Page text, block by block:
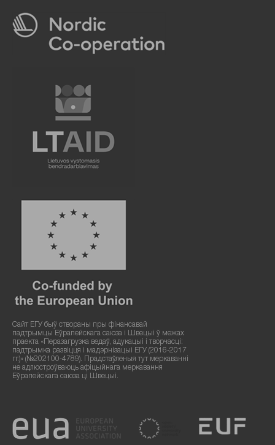
Сайт ЕГУ быў створаны пры фінансавай
падтрымцы Еўрапейскага саюза і Швецыі ў межах
праекта «Перазагрузка ведаў, адукацыі і творчасці:
падтрымка развіцця і мадэрнізацыі ЕГУ (2016-2017
гг.)» (№202100-4789). Прадстаўленыя тут меркаванні
не адлюстроўваюць афіцыйнага меркавання
Еўрапейскага саюза ці Швецыі.